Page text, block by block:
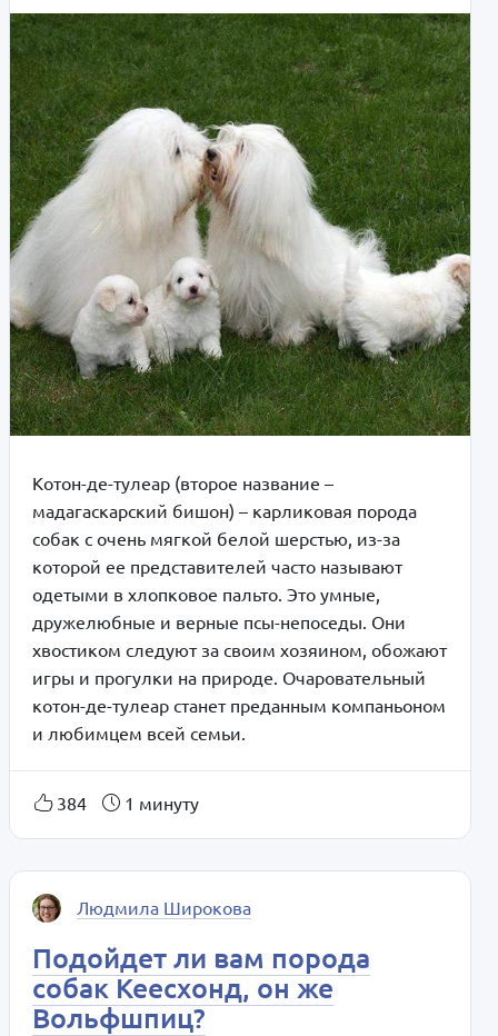
Котон-де-тулеар (второе название –
мадагаскарский бишон) – карликовая порода
собак с очень мягкой белой шерстью, из-за
которой ее представителей часто называют
одетыми в хлопковое пальто. Это умные,
дружелюбные и верные псы-непоседы. Они
хвостиком следуют за своим хозяином, обожают
игры и прогулки на природе. Очаровательный
котон-де-тулеар станет преданным компаньоном
и любимцем всей семьи.
384 1 минуту
Людмила Широкова
Подойдет ли вам порода
собак Кеесхонд, он же
Вольфшпиц?